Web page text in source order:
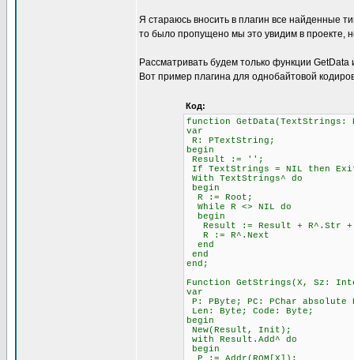
Я стараюсь вносить в плагин все найденные
то было пропущено мы это увидим в проекте,
Рассматривать будем только функции
Вот пример плагина для однобайтовой
Код:
function
var
R: PTextString;
begin
Result := '';
If TextStrings = NIL then
With TextStrings^ do
begin
R := Root;
While R <> NIL do
begin
Result := Result + R^.Str +
R := R^.Next
end
end
end;
Function GetStrings(X, Sz:
var
P: PByte; PC: PChar absolute
Len: Byte; Code: Byte;
begin
New(Result, Init);
with Result.Add^ do
begin